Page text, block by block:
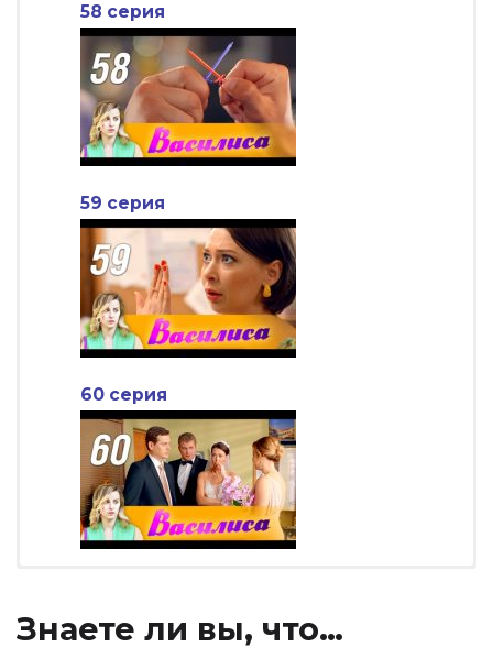
58 серия
59 серия
60 серия
Знаете ли вы, что…